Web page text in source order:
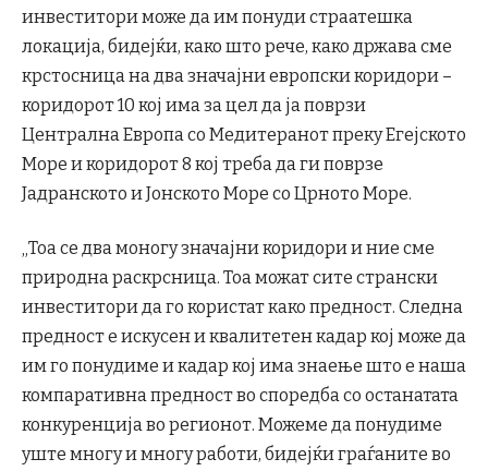
инвеститори може да им понуди страатешка
локација, бидејќи, како што рече, како држава сме
крстосница на два значајни европски коридори –
коридорот 10 кој има за цел да ја поврзи
Централна Европа со Медитеранот преку Егејското
Море и коридорот 8 кој треба да ги поврзе
Јадранското и Јонското Море со Црното Море.
„Тоа се два моногу значајни коридори и ние сме
природна раскрсница. Тоа можат сите странски
инвеститори да го користат како предност. Следна
предност е искусен и квалитетен кадар кој може да
им го понудиме и кадар кој има знаење што е наша
компаративна предност во споредба со останатата
конкуренција во регионот. Можеме да понудиме
уште многу и многу работи, бидејќи граѓаните во